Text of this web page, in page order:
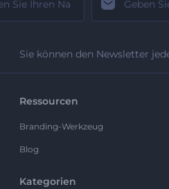
Sie können den Newsletter
Ressourcen
Branding-Werkzeug
Blog
Kategorien